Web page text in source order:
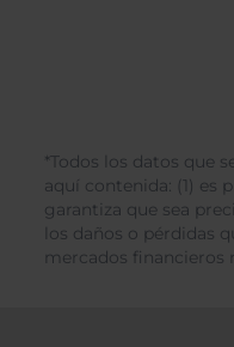
*Todos los datos que
aquí contenida: (1) es
garantiza que sea
los daños o pérdidas
mercados financieros